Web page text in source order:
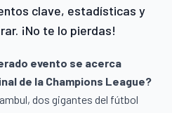
clave, estadísticas y
¡No te lo pierdas!
evento se acerca
de la Champions League?
dos gigantes del fútbol